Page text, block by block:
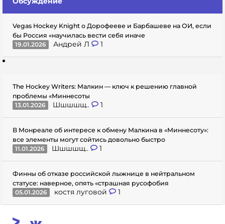
Vegas Hockey Knight о Дорофееве и Барбашеве на ОИ, если
бы Россия «научилась вести себя иначе
19.01.2026
Андрей Л 1
The Hockey Writers: Малкин — ключ к решению главной
проблемы «Миннесоты
13.01.2026
Шшшшщ.. 1
В Монреале об интересе к обмену Малкина в «Миннесоту»:
все элементы могут сойтись довольно быстро
11.01.2026
Шшшшщ.. 1
Финны об отказе российской лыжнице в нейтральном
статусе: наверное, опять «страшная русофобия
05.01.2026
костя луговой 1